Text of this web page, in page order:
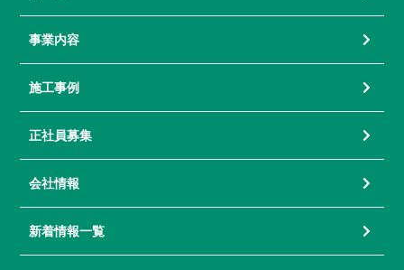
事業内容
施工事例
正社員募集
会社情報
新着情報一覧